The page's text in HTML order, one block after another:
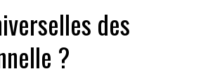
des
?